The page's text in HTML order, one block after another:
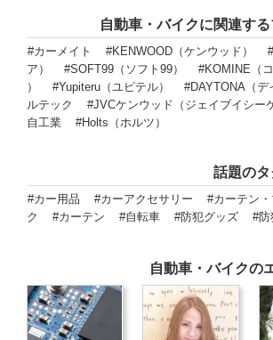
自動車・バイクに関連す
#カーメイト #KENWOOD（ケンウッド）
ア）
#SOFT99（ソフト99） #KOMINE（コ
）
#Yupiteru（ユピテル） #DAYTONA（デ
ルテック
#JVCケンウッド（ジェイブイシー
自工業
#Holts（ホルツ）
話題のタ
#カー用品 #カーアクセサリー #カーテン
ク
#カーテン #自転車 #防犯グッズ #防
自動車・バイクの